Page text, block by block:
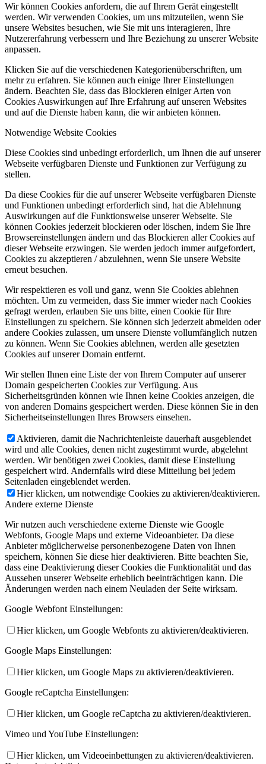
Wir können Cookies anfordern, die auf Ihrem Gerät eingestellt
werden. Wir verwenden Cookies, um uns mitzuteilen, wenn Sie
unsere Websites besuchen, wie Sie mit uns interagieren, Ihre
Nutzererfahrung verbessern und Ihre Beziehung zu unserer Website
anpassen.
Klicken Sie auf die verschiedenen Kategorienüberschriften, um
mehr zu erfahren. Sie können auch einige Ihrer Einstellungen
ändern. Beachten Sie, dass das Blockieren einiger Arten von
Cookies Auswirkungen auf Ihre Erfahrung auf unseren Websites
und auf die Dienste haben kann, die wir anbieten können.
Notwendige Website Cookies
Diese Cookies sind unbedingt erforderlich, um Ihnen die auf unserer
Webseite verfügbaren Dienste und Funktionen zur Verfügung zu
stellen.
Da diese Cookies für die auf unserer Webseite verfügbaren Dienste
und Funktionen unbedingt erforderlich sind, hat die Ablehnung
Auswirkungen auf die Funktionsweise unserer Webseite. Sie
können Cookies jederzeit blockieren oder löschen, indem Sie Ihre
Browsereinstellungen ändern und das Blockieren aller Cookies auf
dieser Webseite erzwingen. Sie werden jedoch immer aufgefordert,
Cookies zu akzeptieren / abzulehnen, wenn Sie unsere Website
erneut besuchen.
Wir respektieren es voll und ganz, wenn Sie Cookies ablehnen
möchten. Um zu vermeiden, dass Sie immer wieder nach Cookies
gefragt werden, erlauben Sie uns bitte, einen Cookie für Ihre
Einstellungen zu speichern. Sie können sich jederzeit abmelden oder
andere Cookies zulassen, um unsere Dienste vollumfänglich nutzen
zu können. Wenn Sie Cookies ablehnen, werden alle gesetzten
Cookies auf unserer Domain entfernt.
Wir stellen Ihnen eine Liste der von Ihrem Computer auf unserer
Domain gespeicherten Cookies zur Verfügung. Aus
Sicherheitsgründen können wie Ihnen keine Cookies anzeigen, die
von anderen Domains gespeichert werden. Diese können Sie in den
Sicherheitseinstellungen Ihres Browsers einsehen.
Aktivieren, damit die Nachrichtenleiste dauerhaft ausgeblendet
wird und alle Cookies, denen nicht zugestimmt wurde, abgelehnt
werden. Wir benötigen zwei Cookies, damit diese Einstellung
gespeichert wird. Andernfalls wird diese Mitteilung bei jedem
Seitenladen eingeblendet werden.
Hier klicken, um notwendige Cookies zu aktivieren/deaktivieren.
Andere externe Dienste
Wir nutzen auch verschiedene externe Dienste wie Google
Webfonts, Google Maps und externe Videoanbieter. Da diese
Anbieter möglicherweise personenbezogene Daten von Ihnen
speichern, können Sie diese hier deaktivieren. Bitte beachten Sie,
dass eine Deaktivierung dieser Cookies die Funktionalität und das
Aussehen unserer Webseite erheblich beeinträchtigen kann. Die
Änderungen werden nach einem Neuladen der Seite wirksam.
Google Webfont Einstellungen:
Hier klicken, um Google Webfonts zu aktivieren/deaktivieren.
Google Maps Einstellungen:
Hier klicken, um Google Maps zu aktivieren/deaktivieren.
Google reCaptcha Einstellungen:
Hier klicken, um Google reCaptcha zu aktivieren/deaktivieren.
Vimeo und YouTube Einstellungen:
Hier klicken, um Videoeinbettungen zu aktivieren/deaktivieren.